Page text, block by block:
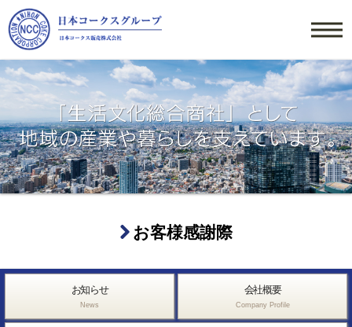
お客様感謝際
お知らせ
News
会社概要
Company Profile